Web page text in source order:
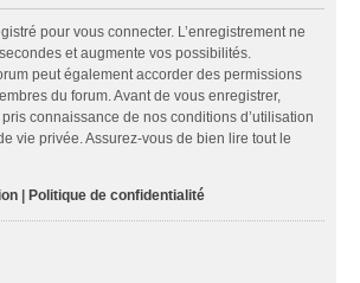
pour vous connecter. L’enregistrement ne
et augmente vos possibilités.
peut également accorder des permissions
du forum. Avant de vous enregistrer,
connaissance de nos conditions d’utilisation
vie privée. Assurez-vous de bien lire tout le
| Politique de confidentialité